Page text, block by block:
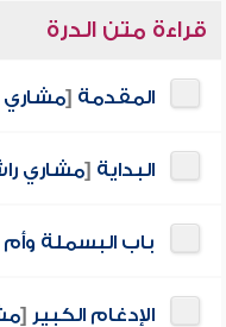
قراءة متن الدرة
المقدمة [مشاري
البداية [مشاري
باب البسملة وأم
الإدغام الكبير [